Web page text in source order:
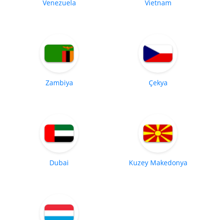
Venezuela Vietnam
Zambiya Çekya
Dubai Kuzey Makedonya